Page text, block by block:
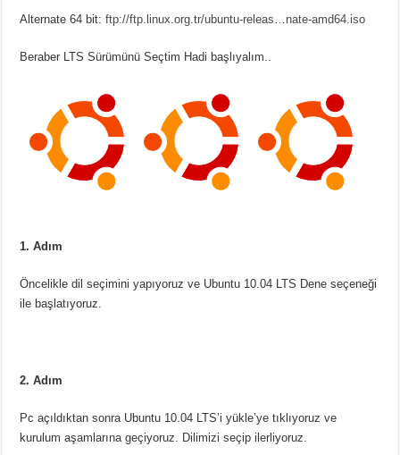
Alternate 64 bit:ftp://ftp.linux.org.tr/ubuntu-releas…nate-amd64.iso
Beraber LTS Sürümünü Seçtim Hadi başlıyalım..
1. Adım
Öncelikle dil seçimini yapıyoruz ve Ubuntu 10.04 LTS Dene seçeneği
ile başlatıyoruz.
2. Adım
Pc açıldıktan sonra Ubuntu 10.04 LTS’i yükle’ye tıklıyoruz ve
kurulum aşamlarına geçiyoruz. Dilimizi seçip ilerliyoruz.